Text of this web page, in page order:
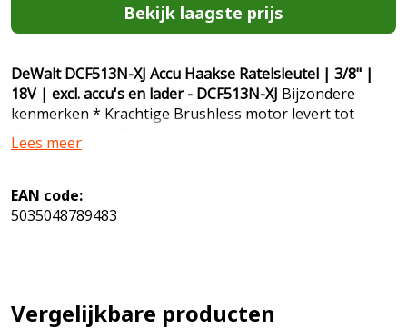
Bekijk laagste prijs
DeWalt DCF513N-XJ Accu Haakse Ratelsleutel | 3/8" |
18V | excl. accu's en lader - DCF513N-XJ Bijzondere
kenmerken * Krachtige Brushless motor levert tot
95Nm koppel * Smal ontwerp voor een comfortabele
grip en eenvoudig werken in kleine ruimtes * Variabele
Geïntegreerde LED verlichting Technische gegevens *
Aansluiting/opname 3/8" vierkant * Toerental onbelast
Lees meer
EAN code:
5035048789483
Vergelijkbare producten